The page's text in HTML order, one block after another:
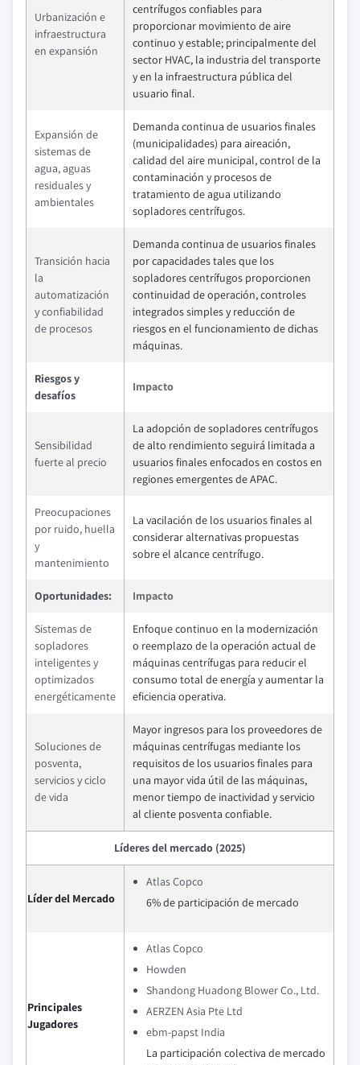
Urbanización e
infraestructura
en expansión
centrífugos confiables para
proporcionar movimiento de aire
continuo y estable; principalmente del
sector HVAC, la industria del transporte
y en la infraestructura pública del
usuario final.
Expansión de
sistemas de
agua, aguas
residuales y
ambientales
Demanda continua de usuarios finales
(municipalidades) para aireación,
calidad del aire municipal, control de la
contaminación y procesos de
tratamiento de agua utilizando
sopladores centrífugos.
Transición hacia
la
automatización
y confiabilidad
de procesos
Demanda continua de usuarios finales
por capacidades tales que los
sopladores centrífugos proporcionen
continuidad de operación, controles
integrados simples y reducción de
riesgos en el funcionamiento de dichas
máquinas.
Riesgos y
desafíos
Impacto
Sensibilidad
fuerte al precio
La adopción de sopladores centrífugos
de alto rendimiento seguirá limitada a
usuarios finales enfocados en costos en
regiones emergentes de APAC.
Preocupaciones
por ruido, huella
y
mantenimiento
La vacilación de los usuarios finales al
considerar alternativas propuestas
sobre el alcance centrífugo.
Oportunidades: Impacto
Sistemas de
sopladores
inteligentes y
optimizados
energéticamente
Enfoque continuo en la modernización
o reemplazo de la operación actual de
máquinas centrífugas para reducir el
consumo total de energía y aumentar la
eficiencia operativa.
Soluciones de
posventa,
servicios y ciclo
de vida
Mayor ingresos para los proveedores de
máquinas centrífugas mediante los
requisitos de los usuarios finales para
una mayor vida útil de las máquinas,
menor tiempo de inactividad y servicio
al cliente posventa confiable.
Líderes del mercado (2025)
Líder del Mercado
Atlas Copco
6% de participación de mercado
Principales
Jugadores
Atlas Copco
Howden
Shandong Huadong Blower Co., Ltd.
AERZEN Asia Pte Ltd
ebm-papst India
La participación colectiva de mercado